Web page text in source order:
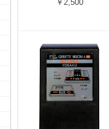
￥2,500